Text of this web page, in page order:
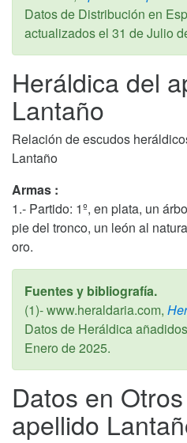
Datos de Distribución en
actualizados el 31 de Julio
Heráldica del
Lantaño
Relación de escudos
Lantaño
Armas :
1.- Partido: 1º, en plata, un
pie del tronco, un león al
oro.
Fuentes y bibliografía.
(1)- www.heraldaria.com,
Datos de Heráldica
Enero de 2025.
Datos en
apellido